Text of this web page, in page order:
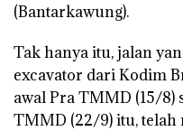
(Bantarkawung).
Tak hanya itu, jalan
excavator dari Kodim
awal Pra TMMD (15/8)
TMMD (22/9) itu, telah